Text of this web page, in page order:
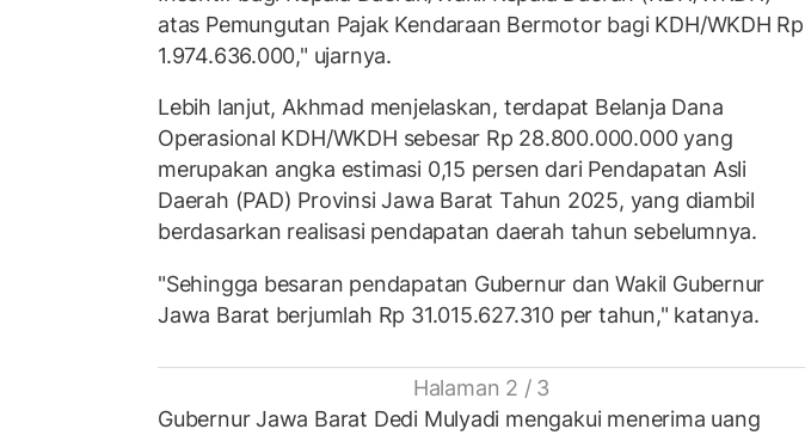
atas Pemungutan Pajak Kendaraan Bermotor bagi KDH/WKDH Rp
1.974.636.000," ujarnya.
Lebih lanjut, Akhmad menjelaskan, terdapat Belanja Dana
Operasional KDH/WKDH sebesar Rp 28.800.000.000 yang
merupakan angka estimasi 0,15 persen dari Pendapatan Asli
Daerah (PAD) Provinsi Jawa Barat Tahun 2025, yang diambil
berdasarkan realisasi pendapatan daerah tahun sebelumnya.
"Sehingga besaran pendapatan Gubernur dan Wakil Gubernur
Jawa Barat berjumlah Rp 31.015.627.310 per tahun," katanya.
Halaman 2 / 3
Gubernur Jawa Barat Dedi Mulyadi mengakui menerima uang